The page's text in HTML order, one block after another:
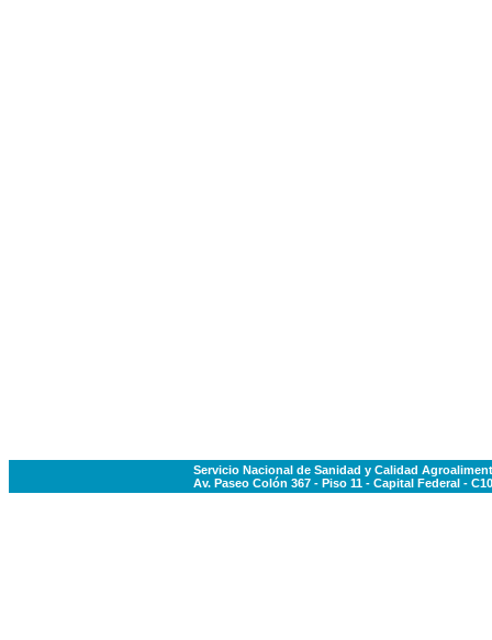
Servicio Nacional de Sanidad y Calidad
Av. Paseo Colón 367 - Piso 11 - Capital Federal -